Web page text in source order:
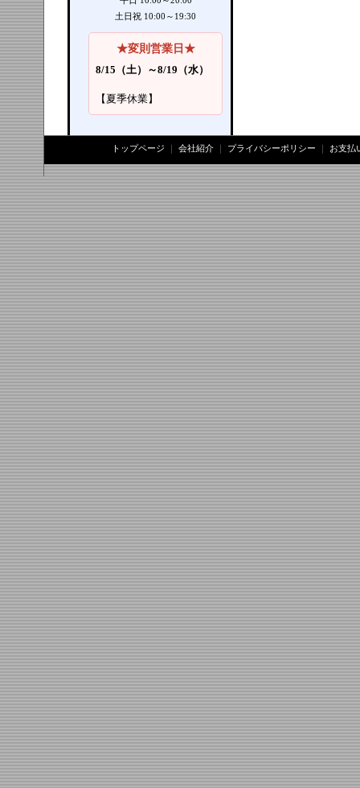
土日祝 10:00～19:30
★変則営業日★
8/15（土）～8/19（水）
【夏季休業】
トップページ 会社紹介 プライバシーポリシー お支払